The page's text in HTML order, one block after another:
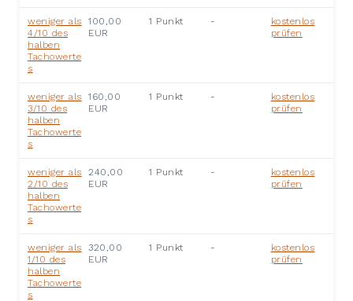
weniger als
4/10 des
halben
Tachowerte
s
100,00
EUR
1 Punkt -
kostenlos
prüfen
weniger als
3/10 des
halben
Tachowerte
s
160,00
EUR
1 Punkt -
kostenlos
prüfen
weniger als
2/10 des
halben
Tachowerte
s
240,00
EUR
1 Punkt -
kostenlos
prüfen
weniger als
1/10 des
halben
Tachowerte
s
320,00
EUR
1 Punkt -
kostenlos
prüfen